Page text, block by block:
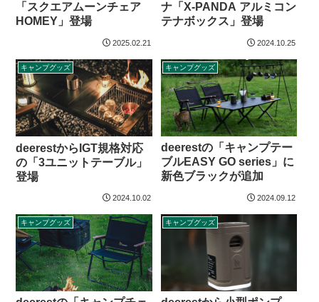
「スクエアムーンチェア
HOMEY」登場
2025.02.21
ナ「X-PANDA アルミコン
テナボックス」登場
2024.10.25
キャンプグッズ
deerestからIGT規格対応
の「3ユニットテーブル」
登場
2024.10.02
キャンプグッズ
deerestの「キャンプテー
ブルEASY GO series」に
新色ブラックが追加
2024.09.12
キャンプグッズ キャンプグッズ